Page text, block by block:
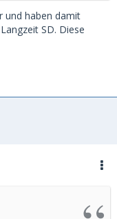
und haben damit
SD. Diese